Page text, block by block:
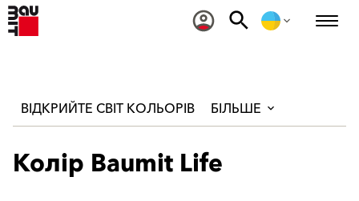
ВІДКРИЙТЕ СВІТ КОЛЬОРІВ БІЛЬШЕ
Колір Baumit Life